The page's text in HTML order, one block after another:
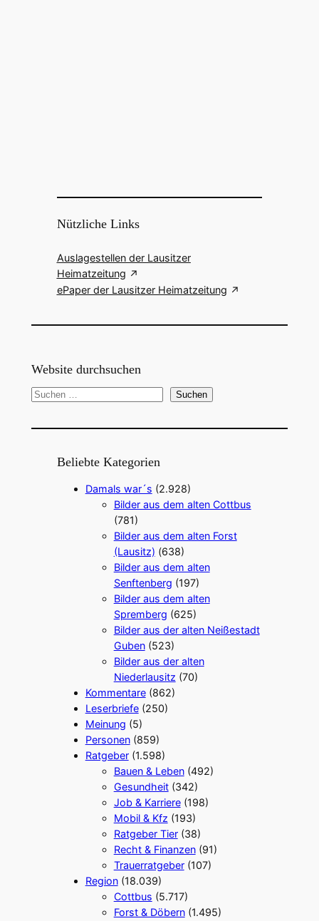
Nützliche Links
Auslagestellen der Lausitzer
Heimatzeitung
ePaper der Lausitzer Heimatzeitung
Website durchsuchen
S
c
Suchen
Beliebte Kategorien
Damals war´s (2.928)
Bilder aus dem alten Cottbus
(781)
Bilder aus dem alten Forst
(Lausitz) (638)
Bilder aus dem alten
Senftenberg (197)
Bilder aus dem alten
Spremberg (625)
Bilder aus der alten Neißestadt
Guben(523)
Bilder aus der alten
Niederlausitz (70)
Kommentare(862)
Leserbriefe(250)
Meinung (5)
Personen(859)
Ratgeber(1.598)
Bauen & Leben(492)
Gesundheit(342)
Job & Karriere(198)
Mobil & Kfz (193)
Ratgeber Tier(38)
Recht & Finanzen(91)
Trauerratgeber(107)
Region(18.039)
Cottbus (5.717)
Forst & Döbern(1.495)